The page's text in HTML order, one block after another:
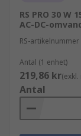
RS PRO 30 W
AC-DC-
RS-artikelnummer
Antal (1 enhet)
219,86 kr
Antal